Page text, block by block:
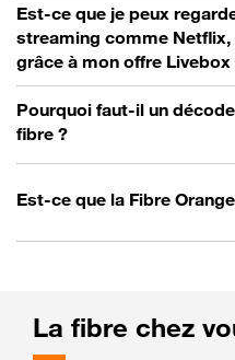
Est-ce que je peux
streaming comme
grâce à mon offre Livebox
Pourquoi faut-il un
fibre ?
Est-ce que la Fibre
La fibre chez